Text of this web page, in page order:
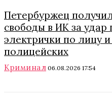
Петербуржец
свободы в ИК за удар
электрички по лицу и
полицейских
Криминал 06.08.2026 17:54